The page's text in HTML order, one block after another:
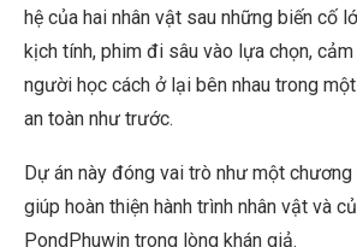
hệ của hai nhân vật sau những biến cố
kịch tính, phim đi sâu vào lựa chọn,
người học cách ở lại bên nhau trong
an toàn như trước.
Dự án này đóng vai trò như một
giúp hoàn thiện hành trình nhân vật và
PondPhuwin trong lòng khán giả.